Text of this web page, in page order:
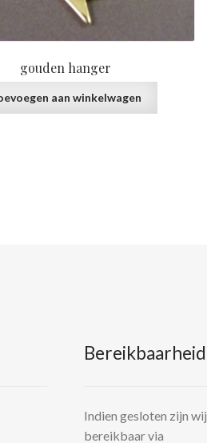
gouden hanger
aan winkelwagen
Bereikbaarheid
Indien gesloten zijn wij
bereikbaar via